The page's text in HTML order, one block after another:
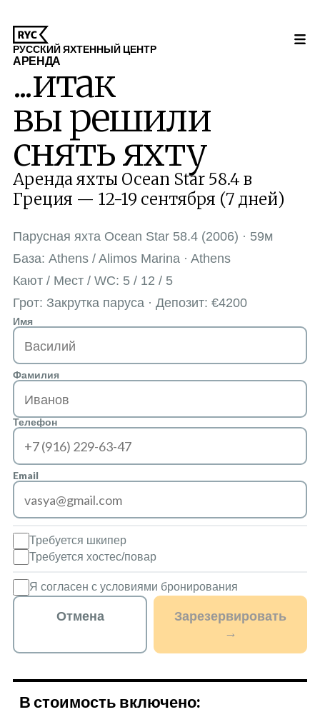
РУССКИЙ ЯХТЕННЫЙ ЦЕНТР
АРЕНДА
...итак
вы решили
снять яхту
Аренда яхты Ocean Star 58.4 в
Греция — 12-19 сентября (7 дней)
Парусная яхта Ocean Star 58.4 (2006) · 59м
База: Athens / Alimos Marina · Athens
Кают / Мест / WC: 5 / 12 / 5
Грот: Закрутка паруса · Депозит: €4200
Имя
Фамилия
Телефон
Email
Требуется шкипер
Требуется хостес/повар
Я согласен с условиями бронирования
Отмена
Зарезервировать
→
В стоимость включено: